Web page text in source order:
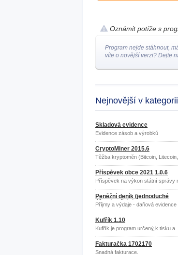
Oznámit potíže s
Program nejde stáhnout,
víte o novější verzi? Dejte
Nejnovější v kategorii
Skladová evidence
Evidence zásob a výrobků
CryptoMiner 2015.6
Těžba kryptoměn (Bitcoin, Litecoin,
Příspěvek obce 2021 1.0.6
Příspěvek na výkon státní správy
obcích
Peněžní deník (jednoduché
účetnictví) 1.4
Příjmy a výdaje - daňová evidence
Kufřík 1.10
Kufřík je program určený k tisku a
Fakturačka 1702170
Snadná fakturace.